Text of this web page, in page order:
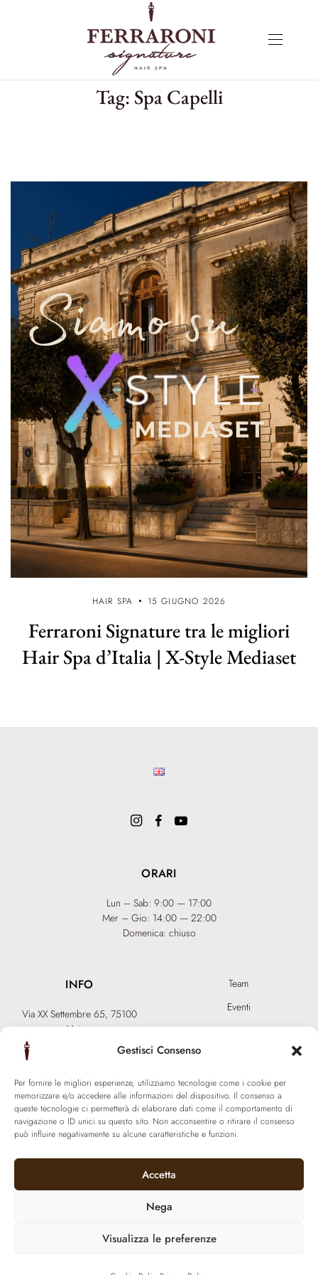
Gestisci Consenso
Per fornire le migliori esperienze, utilizziamo tecnologie come i cookie per
memorizzare e/o accedere alle informazioni del dispositivo. Il consenso a
queste tecnologie ci permetterà di elaborare dati come il comportamento di
navigazione o ID unici su questo sito. Non acconsentire o ritirare il consenso
può influire negativamente su alcune caratteristiche e funzioni.
Accetta
Nega
Visualizza le preferenze
Tag: Spa Capelli
HAIR SPA 15 GIUGNO 2026
Ferraroni Signature tra le migliori
Hair Spa d’Italia | X-Style Mediaset
INFO
Via XX Settembre 65, 75100
Matera
T: +39 0835 18 81 656
info@ferraronisignature.com
Team
Eventi
Diventa Hair Spa
Regala un’esperienza
Biotecnologia esclusiva
ORARI
Lun – Sab: 9:00 — 17:00
Mer – Gio: 14:00 — 22:00
Domenica: chiuso
© 2021 Ferraroni signature. All Rights Reserved.